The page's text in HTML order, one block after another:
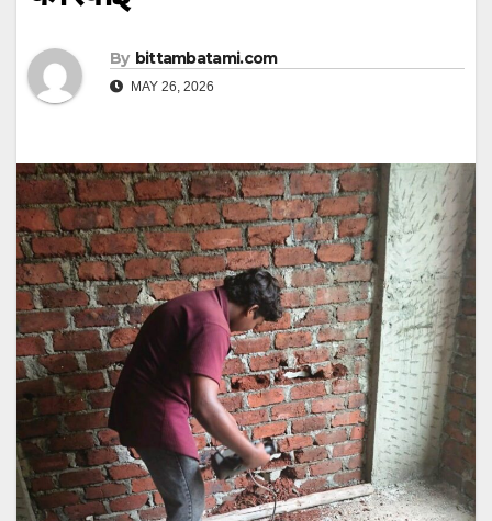
By bittambatami.com
MAY 26, 2026